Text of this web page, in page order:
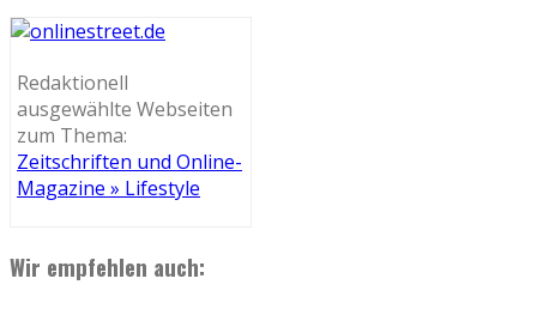
Redaktionell
ausgewählte Webseiten
zum Thema:
Zeitschriften und Online-
Magazine » Lifestyle
Wir empfehlen auch: